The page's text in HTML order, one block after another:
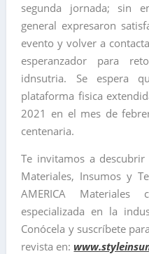
segunda jornada; sin
general expresaron
evento y volver a
esperanzador para
idnsutria. Se espera
plataforma fisica
2021 en el mes de
centenaria.
Te invitamos a
Materiales, Insumos y
AMERICA Materiales
especializada en la
Conócela y suscríbete
revista en: